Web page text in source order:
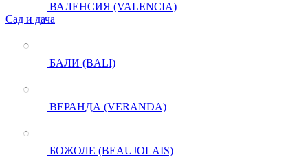
ВАЛЕНСИЯ (VALENCIA)
Сад и дача
БАЛИ (BALI)
ВЕРАНДА (VERANDA)
БОЖОЛЕ (BEAUJOLAIS)